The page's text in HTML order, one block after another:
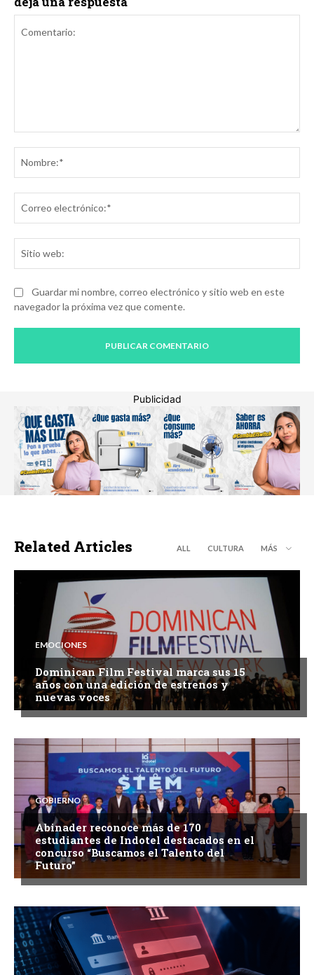
Guardar mi nombre, correo electrónico y sitio web en este
navegador la próxima vez que comente.
Publicidad
Related Articles ALL CULTURA MÁS
EMOCIONES
Dominican Film Festival marca sus 15
años con una edición de estrenos y
nuevas voces
GOBIERNO
Abinader reconoce más de 170
estudiantes de Indotel destacados en el
concurso “Buscamos el Talento del
Futuro”